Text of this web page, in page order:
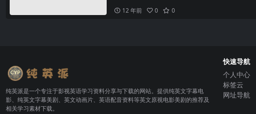
12 年前 0 0
纯英派是一个专注于影视英语学习资料分享与下载的网站。提供纯英文字幕电
影、纯英文字幕美剧、英文动画片、英语配音资料等英文原视电影美剧的推荐及
相关学习素材下载。
快速导航
个人中心
标签云
网址导航